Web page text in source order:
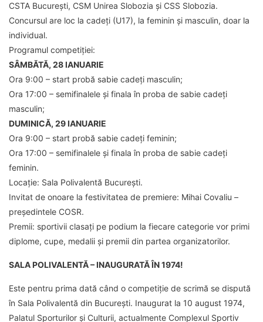
CSTA București, CSM Unirea Slobozia și CSS Slobozia.
Concursul are loc la cadeți (U17), la feminin și masculin, doar la
individual.
Programul competiției:
SÂMBĂTĂ, 28 IANUARIE
Ora 9:00 – start probă sabie cadeți masculin;
Ora 17:00 – semifinalele și finala în proba de sabie cadeți
masculin;
DUMINICĂ, 29 IANUARIE
Ora 9:00 – start probă sabie cadeți feminin;
Ora 17:00 – semifinalele și finala în proba de sabie cadeți
feminin.
Locație: Sala Polivalentă București.
Invitat de onoare la festivitatea de premiere: Mihai Covaliu –
președintele COSR.
Premii: sportivii clasați pe podium la fiecare categorie vor primi
diplome, cupe, medalii și premii din partea organizatorilor.
SALA POLIVALENTĂ – INAUGURATĂ ÎN 1974!
Este pentru prima dată când o competiție de scrimă se dispută
în Sala Polivalentă din București. Inaugurat la 10 august 1974,
Palatul Sporturilor și Culturii, actualmente Complexul Sportiv